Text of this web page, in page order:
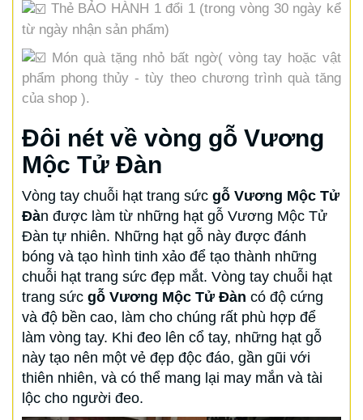
Thẻ BẢO HÀNH 1 đổi 1 (trong vòng 30 ngày kể
từ ngày nhận sản phẩm)
Món quà tặng nhỏ bất ngờ( vòng tay hoặc vật
phẩm phong thủy - tùy theo chương trình quà tăng
của shop ).
Đôi nét về vòng gỗ Vương
Mộc Tử Đàn
Vòng tay chuỗi hạt trang sức gỗ Vương Mộc Tử
Đàn được làm từ những hạt gỗ Vương Mộc Tử
Đàn tự nhiên. Những hạt gỗ này được đánh
bóng và tạo hình tinh xảo để tạo thành những
chuỗi hạt trang sức đẹp mắt. Vòng tay chuỗi hạt
trang sức gỗ Vương Mộc Tử Đàn có độ cứng
và độ bền cao, làm cho chúng rất phù hợp để
làm vòng tay. Khi đeo lên cổ tay, những hạt gỗ
này tạo nên một vẻ đẹp độc đáo, gần gũi với
thiên nhiên, và có thể mang lại may mắn và tài
lộc cho người đeo.